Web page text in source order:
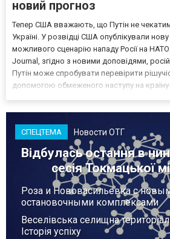
новий прогноз
Тепер США вважають, що Путін не
Україні. У розвідці США опублікували
можливого сценарію нападу Росії на
Journal, згідно з новими доповідями,
Путін може спробувати перевірити
допомогою обмеженого наступу на
СПЕЦТЕМА Новости ОТГ
Відбулась остання в
сесія Токмацької
Роза и Нововасильевка с
остановочными комплексами
Веселівська селищна
Історія успіху